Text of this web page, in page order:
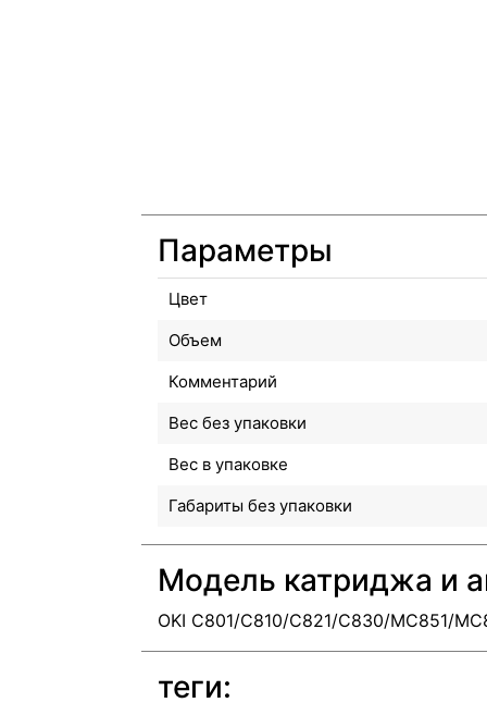
Параметры
Цвет
Объем
Комментарий
Вес без упаковки
Вес в упаковке
Габариты без упаковки
Модель катриджа и
OKI C801/C810/C821/C830/MC851/
теги: